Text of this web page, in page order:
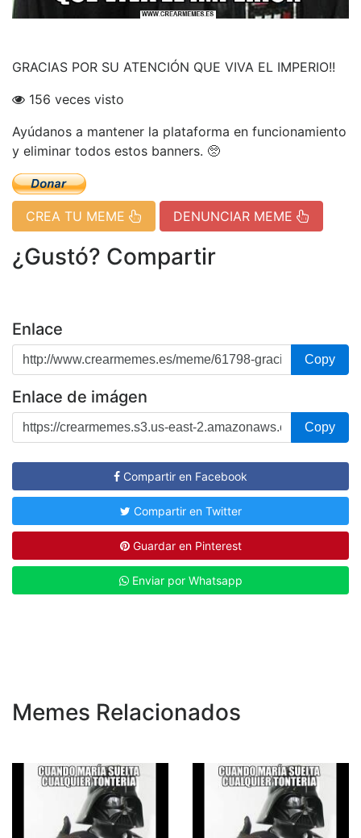
GRACIAS POR SU ATENCIÓN QUE VIVA EL IMPERIO!!
156 veces visto
Ayúdanos a mantener la plataforma en funcionamiento
y eliminar todos estos banners. 🥺
CREA TU MEME DENUNCIAR MEME
¿Gustó? Compartir
Enlace
Copy
Enlace de imágen
Copy
Compartir en Facebook
Compartir en Twitter
Guardar en Pinterest
Enviar por Whatsapp
Memes Relacionados